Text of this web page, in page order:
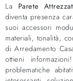
La Parete
diventa presenza
suoi accessori
materiali, tonalità,
di Arredamento
ottieni
problematiche